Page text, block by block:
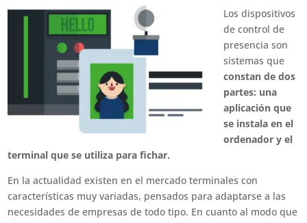
Los dispositivos
de control de
presencia son
sistemas que
constan de dos
partes: una
aplicación que
se instala en el
ordenador y el
terminal que se utiliza para fichar.
En la actualidad existen en el mercado terminales con
características muy variadas, pensados para adaptarse a las
necesidades de empresas de todo tipo. En cuanto al modo que